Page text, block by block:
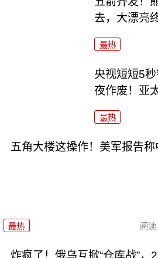
去，大漂亮
最热
央视短短5
夜作废！亚
最热
五角大楼这操作！美军报告称
最热 阅读
炸疯了！俄乌互掀“仓库战”，